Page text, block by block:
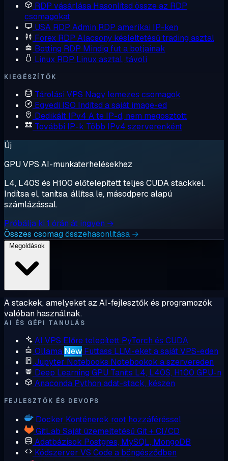
RDP vásárlása Hasonlítsd össze az RDP
csomagokat
USA RDP Admin RDP amerikai IP-ken
Forex RDP Alacsony késleltetésű trading asztal
Botting RDP Mindig fut a botjainak
Linux RDP Linux asztal, távoli
KIEGÉSZÍTŐK
Tárolási VPS Nagy lemezes csomagok
Egyedi ISO Indítsd a saját image-ed
Dedikált IPv4 A te IP-d, nem megosztott
További IP-k Több IPv4 szerverenként
Új
GPU VPS AI-munkaterhelésekhez
L4, L40S és H100 előtelepített teljes CUDA stackkel.
Indítsa el, tanítsa, állítsa le, másodperc alapú
számlázással.
Próbálja ki 1 órán át ingyen →
Összes csomag összehasonlítása →
A stackek, amelyeket az AI-fejlesztők és programozók
valóban használnak.
AI ÉS GÉPI TANULÁS
AI VPS Előre telepített PyTorch és CUDA
Ollama New Futtass LLM-eket a saját VPS-eden
Jupyter Notebooks Notebookok a szervereden
Deep Learning GPU Taníts L4, L40S, H100 GPU-n
Anaconda Python adat-stack, készen
FEJLESZTŐK ÉS DEVOPS
Docker Konténerek root hozzáféréssel
GitLab Saját üzemeltetésű Git + CI/CD
Adatbázisok Postgres, MySQL, MongoDB
Kódszerver VS Code a böngésződben